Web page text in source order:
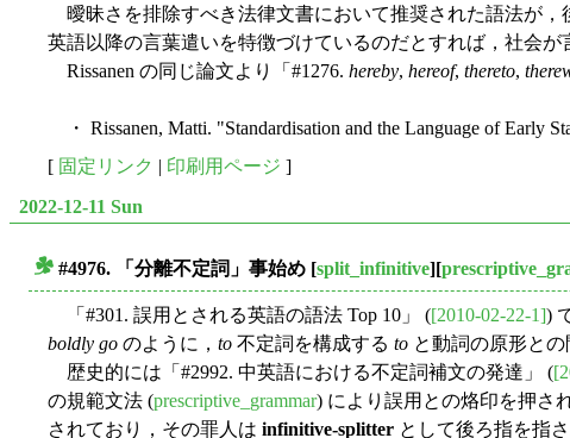
曖昧さを排除すべき法律文書において推奨された語法が
英語以降の言葉遣いを特徴づけているのだとすれば，社会
Rissanen の同じ論文より「#1276. hereby, hereof, thereto,
・ Rissanen, Matti. "Standardisation and the Language of Early
[ 固定リンク | 印刷用ページ ]
2022-12-11 Sun
#4976. 「分離不定詞」事始め [split_infinitive][
「#301. 誤用とされる英語の語法 Top 10」 ([2010-02-22-1])
boldly go のように， to 不定詞を構成する to と動詞の原形と
歴史的には「#2992. 中英語における不定詞補文の発達」 (
の規範文法 (prescriptive_grammar) により誤用との烙印を押さ
されており，その罪人は infinitive-splitter として後ろ指を指